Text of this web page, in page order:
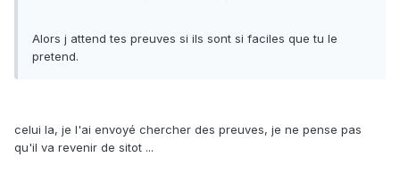
Alors j attend tes preuves si ils sont si faciles que tu le
pretend.
celui la, je l'ai envoyé chercher des preuves, je ne pense pas
qu'il va revenir de sitot ...